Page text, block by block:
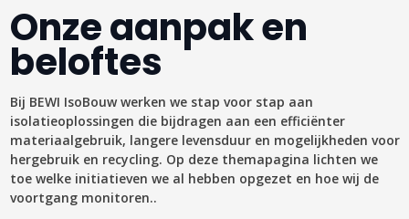
Onze aanpak en
beloftes
Bij BEWI IsoBouw werken we stap voor stap aan
isolatieoplossingen die bijdragen aan een efficiënter
materiaalgebruik, langere levensduur en mogelijkheden voor
hergebruik en recycling. Op deze themapagina lichten we
toe welke initiatieven we al hebben opgezet en hoe wij de
voortgang monitoren..